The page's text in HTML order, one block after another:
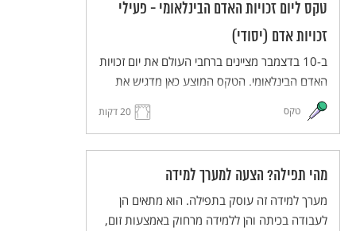
טקס ליום זכויות האדם הבינלאומי - פעילי
זכויות אדם (יסודי)
ב-10 בדצמבר מציינים ברחבי העולם את יום זכויות
האדם הבינלאומי. הטקס המוצע כאן מדגיש את
העשייה של פעילים למען זכויות אדם. הטקס
יתקיים בפורמט כיתתי בכיתות בית הספר השונות
הטקס מותאם ללמידה מרחוק, וניתן להתאימו גם
ללמידה בכיתה.
טקס 20 דקות
מהי תפילה? הצעה למערך למידה
מערך למידה זה עוסק בתפילה. הוא מתאים הן
לעבודה בכיתה והן ללמידה מרחוק באמצעות זום,